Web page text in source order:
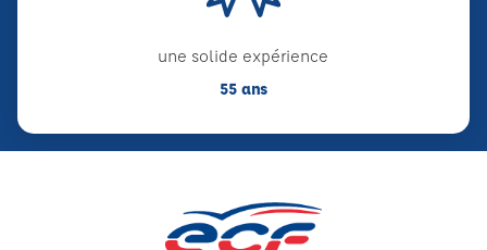
une solide expérience
55 ans